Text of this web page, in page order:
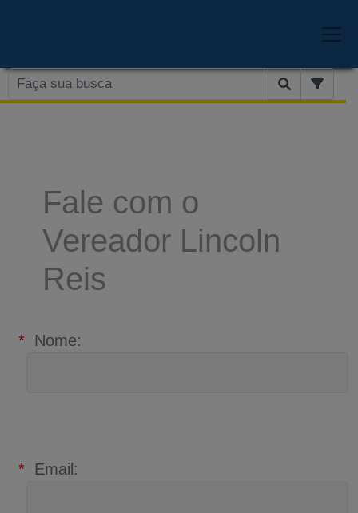
Fale com o
Vereador Lincoln
Reis
* Nome:
* Email: